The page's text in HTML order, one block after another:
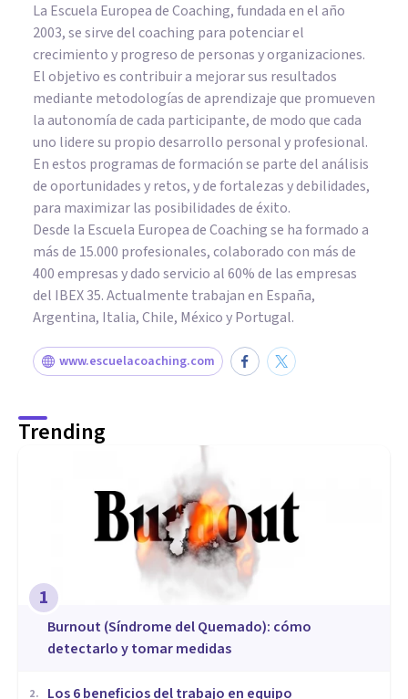
La Escuela Europea de Coaching, fundada en el año
2003, se sirve del coaching para potenciar el
crecimiento y progreso de personas y organizaciones.
El objetivo es contribuir a mejorar sus resultados
mediante metodologías de aprendizaje que promueven
la autonomía de cada participante, de modo que cada
uno lidere su propio desarrollo personal y profesional.
En estos programas de formación se parte del análisis
de oportunidades y retos, y de fortalezas y debilidades,
para maximizar las posibilidades de éxito.
Desde la Escuela Europea de Coaching se ha formado a
más de 15.000 profesionales, colaborado con más de
400 empresas y dado servicio al 60% de las empresas
del IBEX 35. Actualmente trabajan en España,
Argentina, Italia, Chile, México y Portugal.
www.escuelacoaching.com
Trending
1
Burnout (Síndrome del Quemado): cómo
detectarlo y tomar medidas
2. ​Los 6 beneficios del trabajo en equipo